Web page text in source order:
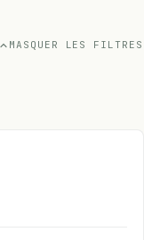
MASQUER LES FILTRES